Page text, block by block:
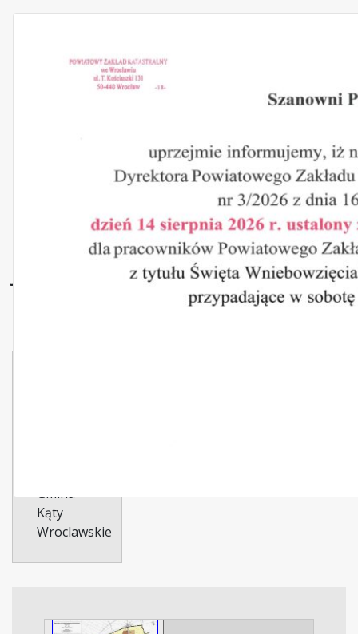
Jurczyce – wieś
< wróć do kategorii: Gmina Kąty Wroclawskie
Gmina
Kąty
Wroclawskie